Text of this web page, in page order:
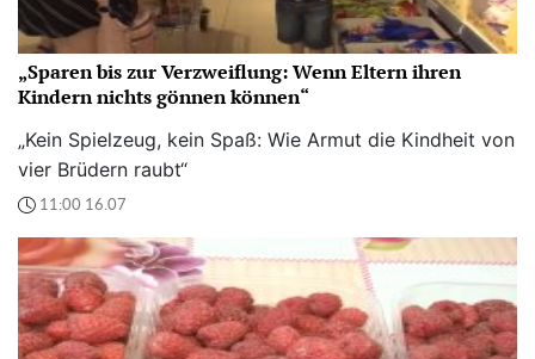
„Sparen bis zur Verzweiflung: Wenn Eltern ihren
Kindern nichts gönnen können“
„Kein Spielzeug, kein Spaß: Wie Armut die Kindheit von
vier Brüdern raubt“
11:00 16.07